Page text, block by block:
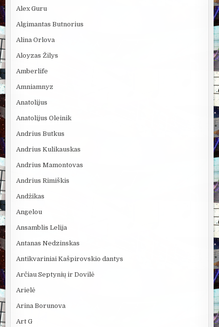
Alex Guru
Algimantas Butnorius
Alina Orlova
Aloyzas Žilys
Amberlife
Amniamnyz
Anatolijus
Anatolijus Oleinik
Andrius Butkus
Andrius Kulikauskas
Andrius Mamontovas
Andrius Rimiškis
Andžikas
Angelou
Ansamblis Lelija
Antanas Nedzinskas
Antikvariniai Kašpirovskio dantys
Arčiau Septynių ir Dovilė
Arielė
Arina Borunova
Art G